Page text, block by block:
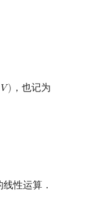
𝑉) ，也记为
性运算．